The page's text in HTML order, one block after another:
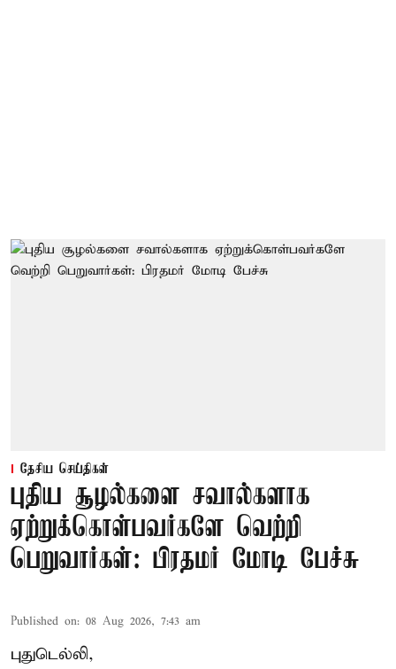
தேசிய செய்திகள்
புதிய சூழல்களை சவால்களாக
ஏற்றுக்கொள்பவர்களே வெற்றி
பெறுவார்கள்: பிரதமர் மோடி பேச்சு
Published on: 08 Aug 2026, 7:43 am
புதுடெல்லி,